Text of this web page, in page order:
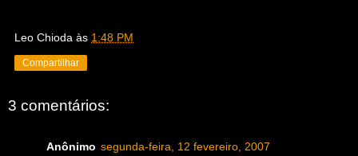
Leo Chioda às 1:48 PM
Compartilhar
3 comentários:
Anônimo segunda-feira, 12 fevereiro, 2007